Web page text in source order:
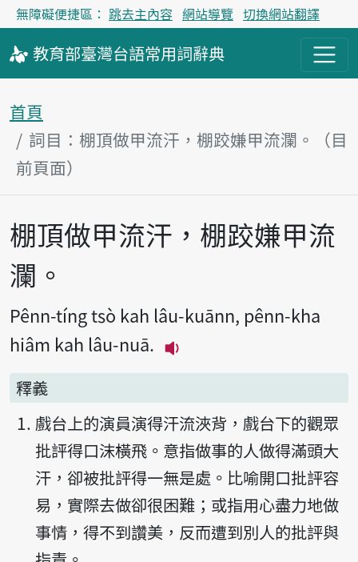
無障礙便捷區： 跳去主內容 網站導覽 切換網站翻譯
教育部臺灣台語常用詞辭典
首頁
詞目：棚頂做甲流汗，棚跤嫌甲流瀾。（目
前頁面）
主內容區塊
棚頂做甲流汗，棚跤嫌甲流
瀾。
Pênn-tíng tsò kah lâu-kuānn, pênn-kha
hiâm kah lâu-nuā.
釋義
戲台上的演員演得汗流浹背，戲台下的觀眾
批評得口沫橫飛。意指做事的人做得滿頭大
汗，卻被批評得一無是處。比喻開口批評容
易，實際去做卻很困難；或指用心盡力地做
事情，得不到讚美，反而遭到別人的批評與